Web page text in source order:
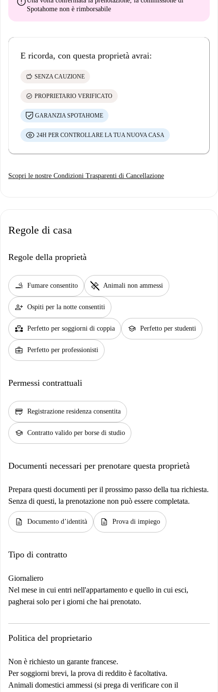
Spotahome non è rimborsabile
E ricorda, con questa proprietà avrai:
savings SENZA CAUZIONE
check_circle PROPRIETARIO VERIFICATO
GARANZIA SPOTAHOME
24H PER CONTROLLARE LA TUA NUOVA CASA
Scopri le nostre Condizioni Trasparenti di Cancellazione
Regole di casa
Regole della proprietà
smoking_rooms Fumare consentito pet_supplies Animali non ammessi
person_add Ospiti per la notte consentiti
partner_heart Perfetto per soggiorni di coppia school Perfetto per studenti
business_center Perfetto per professionisti
Permessi contrattuali
credit_score Registrazione residenza consentita
school Contratto valido per borse di studio
Documenti necessari per prenotare questa proprietà
Prepara questi documenti per il prossimo passo della tua richiesta.
Senza di questi, la prenotazione non può essere completata.
description Documento d’identità description Prova di impiego
Tipo di contratto
Giornaliero
Nel mese in cui entri nell'appartamento e quello in cui esci,
pagherai solo per i giorni che hai prenotato.
Politica del proprietario
Non è richiesto un garante francese.
Per soggiorni brevi, la prova di reddito è facoltativa.
Animali domestici ammessi (si prega di verificare con il